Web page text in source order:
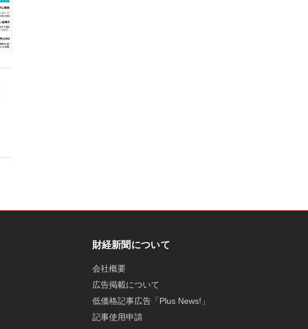
財経新聞について
会社概要
広告掲載について
低価格記事広告「Plus News!」
記事使用申請